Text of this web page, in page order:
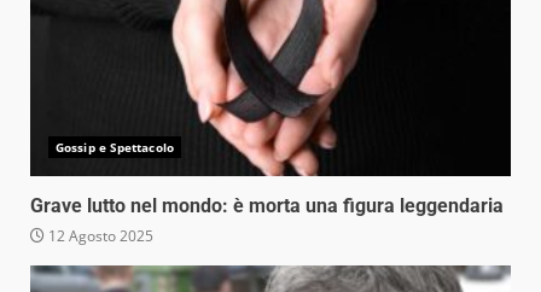
Gossip e Spettacolo
Grave lutto nel mondo: è morta una figura leggendaria
12 Agosto 2025